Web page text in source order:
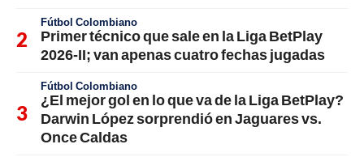
Fútbol Colombiano
Primer técnico que sale en la Liga BetPlay
2026-II; van apenas cuatro fechas jugadas
Fútbol Colombiano
¿El mejor gol en lo que va de la Liga BetPlay?
Darwin López sorprendió en Jaguares vs.
Once Caldas